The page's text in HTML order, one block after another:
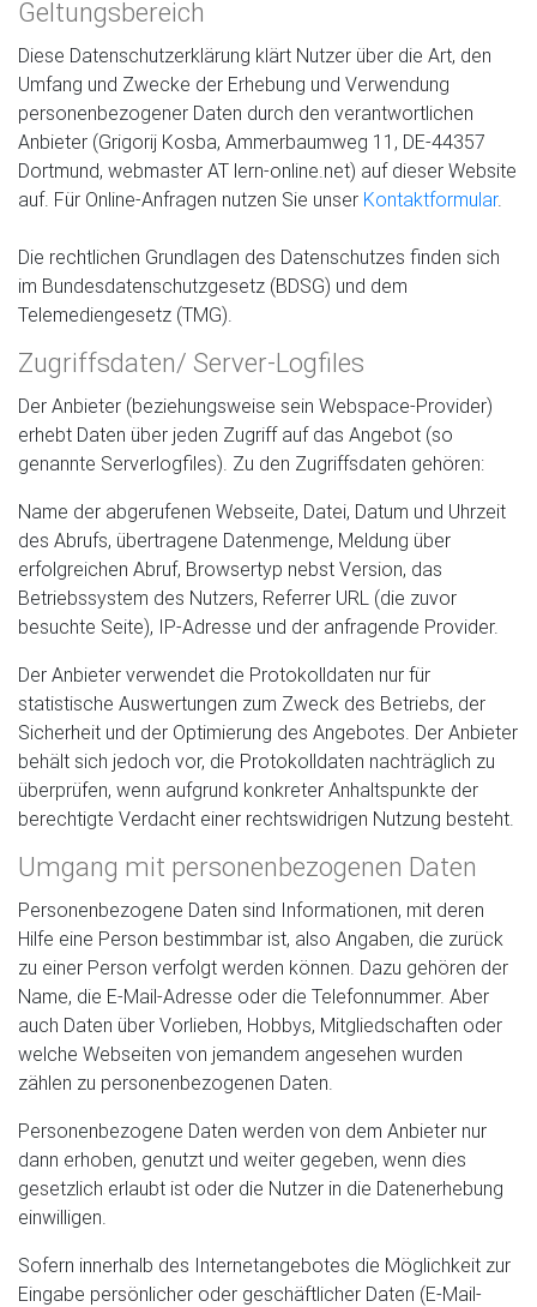
Geltungsbereich
Diese Datenschutzerklärung klärt Nutzer über die Art, den
Umfang und Zwecke der Erhebung und Verwendung
personenbezogener Daten durch den verantwortlichen
Anbieter (Grigorij Kosba, Ammerbaumweg 11, DE-44357
Dortmund, webmaster AT lern-online.net) auf dieser Website
auf. Für Online-Anfragen nutzen Sie unser Kontaktformular.
Die rechtlichen Grundlagen des Datenschutzes finden sich
im Bundesdatenschutzgesetz (BDSG) und dem
Telemediengesetz (TMG).
Zugriffsdaten/ Server-Logfiles
Der Anbieter (beziehungsweise sein Webspace-Provider)
erhebt Daten über jeden Zugriff auf das Angebot (so
genannte Serverlogfiles). Zu den Zugriffsdaten gehören:
Name der abgerufenen Webseite, Datei, Datum und Uhrzeit
des Abrufs, übertragene Datenmenge, Meldung über
erfolgreichen Abruf, Browsertyp nebst Version, das
Betriebssystem des Nutzers, Referrer URL (die zuvor
besuchte Seite), IP-Adresse und der anfragende Provider.
Der Anbieter verwendet die Protokolldaten nur für
statistische Auswertungen zum Zweck des Betriebs, der
Sicherheit und der Optimierung des Angebotes. Der Anbieter
behält sich jedoch vor, die Protokolldaten nachträglich zu
überprüfen, wenn aufgrund konkreter Anhaltspunkte der
berechtigte Verdacht einer rechtswidrigen Nutzung besteht.
Umgang mit personenbezogenen Daten
Personenbezogene Daten sind Informationen, mit deren
Hilfe eine Person bestimmbar ist, also Angaben, die zurück
zu einer Person verfolgt werden können. Dazu gehören der
Name, die E-Mail-Adresse oder die Telefonnummer. Aber
auch Daten über Vorlieben, Hobbys, Mitgliedschaften oder
welche Webseiten von jemandem angesehen wurden
zählen zu personenbezogenen Daten.
Personenbezogene Daten werden von dem Anbieter nur
dann erhoben, genutzt und weiter gegeben, wenn dies
gesetzlich erlaubt ist oder die Nutzer in die Datenerhebung
einwilligen.
Sofern innerhalb des Internetangebotes die Möglichkeit zur
Eingabe persönlicher oder geschäftlicher Daten (E-Mail-